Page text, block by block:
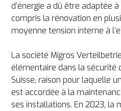
d’énergie a dû être adaptée
compris la rénovation en
moyenne tension interne à
La société Migros
élémentaire dans la sécurité
Suisse, raison pour laquelle
est accordée à la
ses installations. En 2023, la